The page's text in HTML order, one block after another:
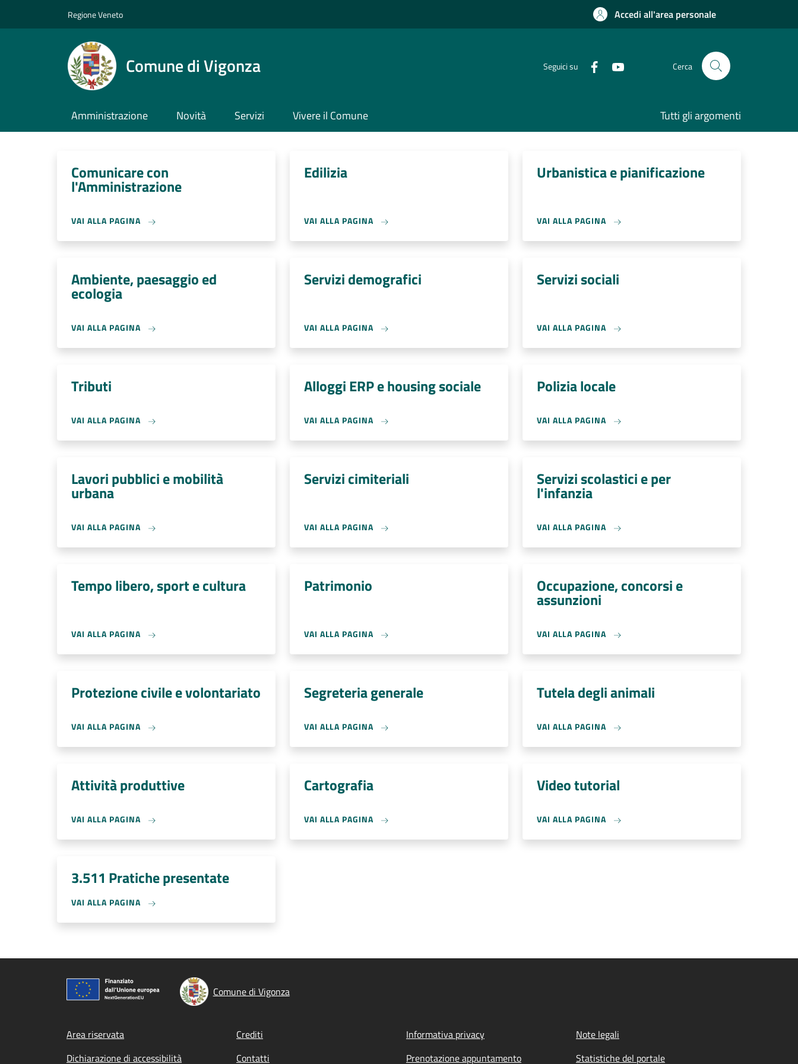
Regione Veneto Accedi all'area personale
Comune di Vigonza Seguici su Cerca
Amministrazione Novità Servizi Vivere il Comune Tutti gli argomenti
Comunicare con
l'Amministrazione
VAI ALLA PAGINA
Edilizia
VAI ALLA PAGINA
Urbanistica e pianificazione
VAI ALLA PAGINA
Ambiente, paesaggio ed
ecologia
VAI ALLA PAGINA
Servizi demografici
VAI ALLA PAGINA
Servizi sociali
VAI ALLA PAGINA
Tributi
VAI ALLA PAGINA
Alloggi ERP e housing sociale
VAI ALLA PAGINA
Polizia locale
VAI ALLA PAGINA
Lavori pubblici e mobilità
urbana
VAI ALLA PAGINA
Servizi cimiteriali
VAI ALLA PAGINA
Servizi scolastici e per
l'infanzia
VAI ALLA PAGINA
Tempo libero, sport e cultura
VAI ALLA PAGINA
Patrimonio
VAI ALLA PAGINA
Occupazione, concorsi e
assunzioni
VAI ALLA PAGINA
Protezione civile e volontariato
VAI ALLA PAGINA
Segreteria generale
VAI ALLA PAGINA
Tutela degli animali
VAI ALLA PAGINA
Attività produttive
VAI ALLA PAGINA
Cartografia
VAI ALLA PAGINA
Video tutorial
VAI ALLA PAGINA
3.511 Pratiche presentate
VAI ALLA PAGINA
Comune di Vigonza
Footer menu
Area riservata Crediti Informativa privacy
Note legali
Dichiarazione di accessibilità
Contatti Prenotazione appuntamento Statistiche del portale